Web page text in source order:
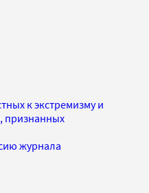
к экстремизму и
признанных
журнала